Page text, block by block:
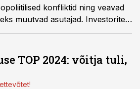
konfliktid ning veavad
muutvad asutajad. Investorite
saada Eesti idusektori
TOP 2024: võitja tuli,